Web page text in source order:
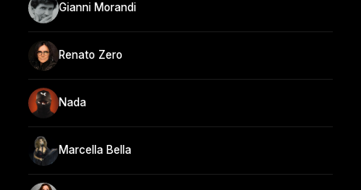
Gianni Morandi
Renato Zero
Nada
Marcella Bella